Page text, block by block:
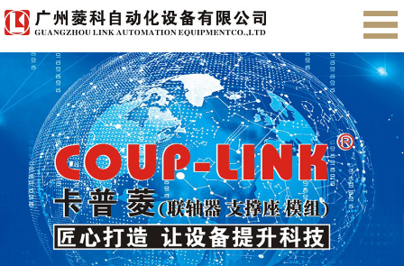
首页 关于我们 产品展示 售后服务
会员注册
English